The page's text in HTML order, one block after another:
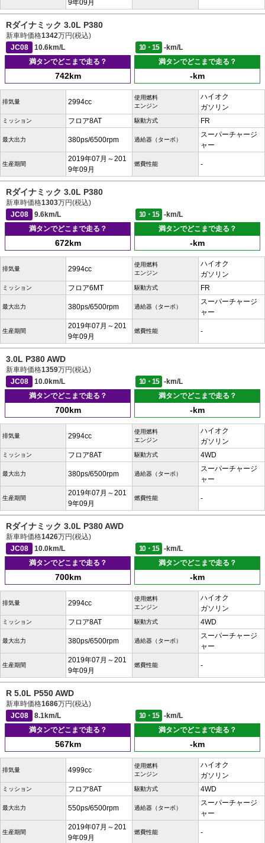
9年09月
Rダイナミック 3.0L P380
新車時価格1342万円(税込)
JC08
10.6km/L 10・15
-km/L
満タンでどこまで走る？
742km
満タンでどこまで走る？
-km
排気量 2994cc
使用燃料
エンジン
ハイオク
ガソリン
ミッション フロア8AT 駆動方式 FR
最大出力 380ps/6500rpm 過給器（ターボ）
スーパーチャージ
ャー
生産期間
2019年07月～201
9年09月
燃費性能 -
Rダイナミック 3.0L P380
新車時価格1303万円(税込)
JC08
9.6km/L 10・15
-km/L
満タンでどこまで走る？
672km
満タンでどこまで走る？
-km
排気量 2994cc
使用燃料
エンジン
ハイオク
ガソリン
ミッション フロア6MT 駆動方式 FR
最大出力 380ps/6500rpm 過給器（ターボ）
スーパーチャージ
ャー
生産期間
2019年07月～201
9年09月
燃費性能 -
3.0L P380 AWD
新車時価格1359万円(税込)
JC08
10.0km/L 10・15
-km/L
満タンでどこまで走る？
700km
満タンでどこまで走る？
-km
排気量 2994cc
使用燃料
エンジン
ハイオク
ガソリン
ミッション フロア8AT 駆動方式 4WD
最大出力 380ps/6500rpm 過給器（ターボ）
スーパーチャージ
ャー
生産期間
2019年07月～201
9年09月
燃費性能 -
Rダイナミック 3.0L P380 AWD
新車時価格1426万円(税込)
JC08
10.0km/L 10・15
-km/L
満タンでどこまで走る？
700km
満タンでどこまで走る？
-km
排気量 2994cc
使用燃料
エンジン
ハイオク
ガソリン
ミッション フロア8AT 駆動方式 4WD
最大出力 380ps/6500rpm 過給器（ターボ）
スーパーチャージ
ャー
生産期間
2019年07月～201
9年09月
燃費性能 -
R 5.0L P550 AWD
新車時価格1686万円(税込)
JC08
8.1km/L 10・15
-km/L
満タンでどこまで走る？
567km
満タンでどこまで走る？
-km
排気量 4999cc
使用燃料
エンジン
ハイオク
ガソリン
ミッション フロア8AT 駆動方式 4WD
最大出力 550ps/6500rpm 過給器（ターボ）
スーパーチャージ
ャー
生産期間
2019年07月～201
9年09月
燃費性能 -